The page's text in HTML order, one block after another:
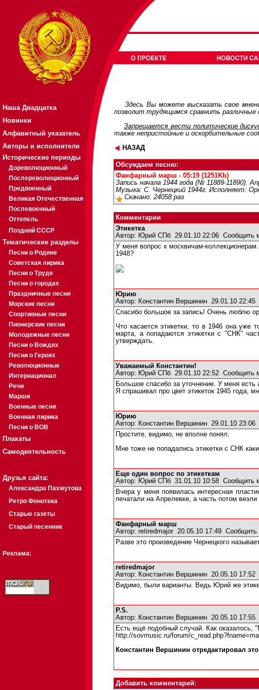
Наша Двадцатка
Новинки
Алфавитный указатель
Авторы и исполнители
Исторические периоды
Дореволюционный
Послереволюционный
Предвоенный
Великая Отечественная
Послевоенный
Оттепель
Поздний СССР
Тематические разделы
Песни о Родине
Советская лирика
Песни о Труде
Песни о городах
Праздничные песни
Морские песни
Спортивные песни
Пионерские песни
Молодежные песни
Песни о Вождях
Песни о Героях
Революционные
Интернационал
Речи
Марши
Военные песни
Военная лирика
Песни о ВОВ
Плакаты
Самодеятельность
Друзья сайта:
Александра Пахмутова
Ретро Фонотека
Старые газеты
Старый песенник
Реклама:
Здесь Вы можете высказать свое
позволит трудящимся сравнить различные
Запрещается вести политические
также непристойные и оскорбительные
НАЗАД
Обсуждаем песню:
Фанфарный марш - 05:19 (1251Kb)
Запись начала 1944 года (№ 11889-11890).
Музыка: С. Чернецкий 1944г. Исполняет:
Скачано: 24058 раз
Комментарии
Этикетка
Автор: Юрий СПб 29.01.10 22:06 Сообщить
У меня вопрос к москвичам-
1948?
Юрию
Автор: Константин Вершинин 29.01.10 22:45
Спасибо большое за запись! Очень люблю
Что касается этикетки, то в 1946 она уже
марта, а попадаются этикетки с "СНК"
утверждать.
Уважаемый Константин!
Автор: Юрий СПб 29.01.10 22:52 Сообщить
Большое спасибо за уточнение. У меня
Я спрашивал про цвет этикеток 1945 года,
Юрию
Автор: Константин Вершинин 29.01.10 23:06
Простите, видимо, не вполне понял.
Мне тоже не попадались этикетки с СНК
Еще один вопрос по этикеткам
Автор: Юрий СПб 31.01.10 10:58 Сообщить
Вчера у меня появилась интересная
печатали на Апрелевке, а часть потом
Фанфарный марш
Автор: retiredmajor 20.05.10 17:49 Сообщить
Разве это произведение Чернецкого
retiredmajor
Автор: Константин Вершинин 20.05.10 17:52
Видимо, были варианты. Ведь Юрий же
P.S.
Автор: Константин Вершинин 20.05.10 17:55
Есть ещё подобный случай. Как оказалось,
http://sovmusic.ru/forum/
Константин Вершинин отредактировал
Добавить комментарий: